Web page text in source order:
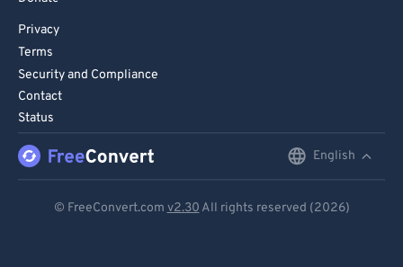
Privacy
Terms
Security and Compliance
Contact
Status
English
© FreeConvert.com v2.30 All rights reserved (2026)